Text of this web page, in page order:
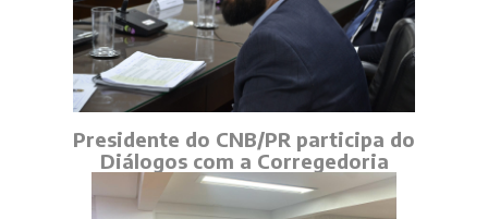
Presidente do CNB/PR participa do
Diálogos com a Corregedoria